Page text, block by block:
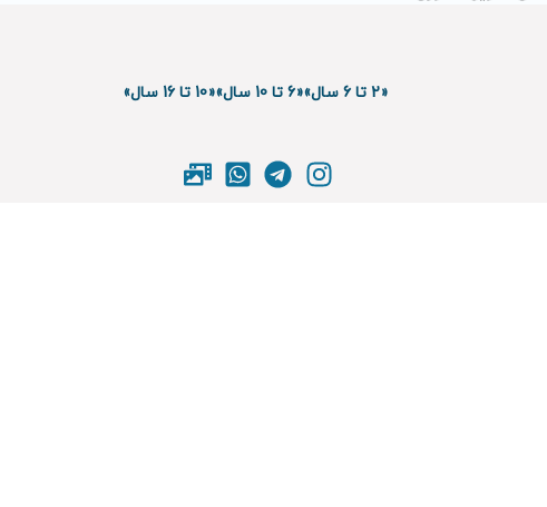
«2 تا 6 سال» «6 تا 10 سال» «10 تا 16 سال»